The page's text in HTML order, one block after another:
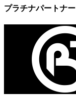
プラチナパートナー